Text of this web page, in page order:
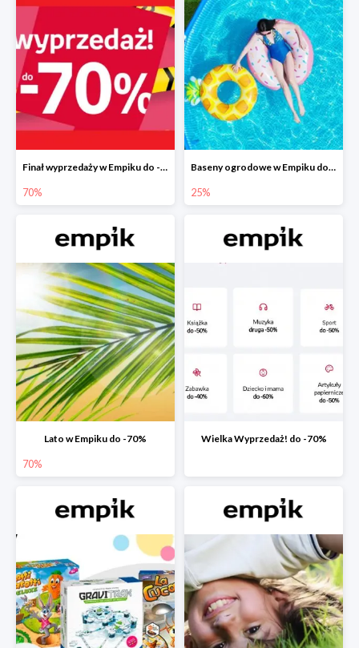
Finał wyprzedaży w Empiku do -70%
70%
Baseny ogrodowe w Empiku do -25%
25%
Lato w Empiku do -70%
70%
Wielka Wyprzedaż! do -70%